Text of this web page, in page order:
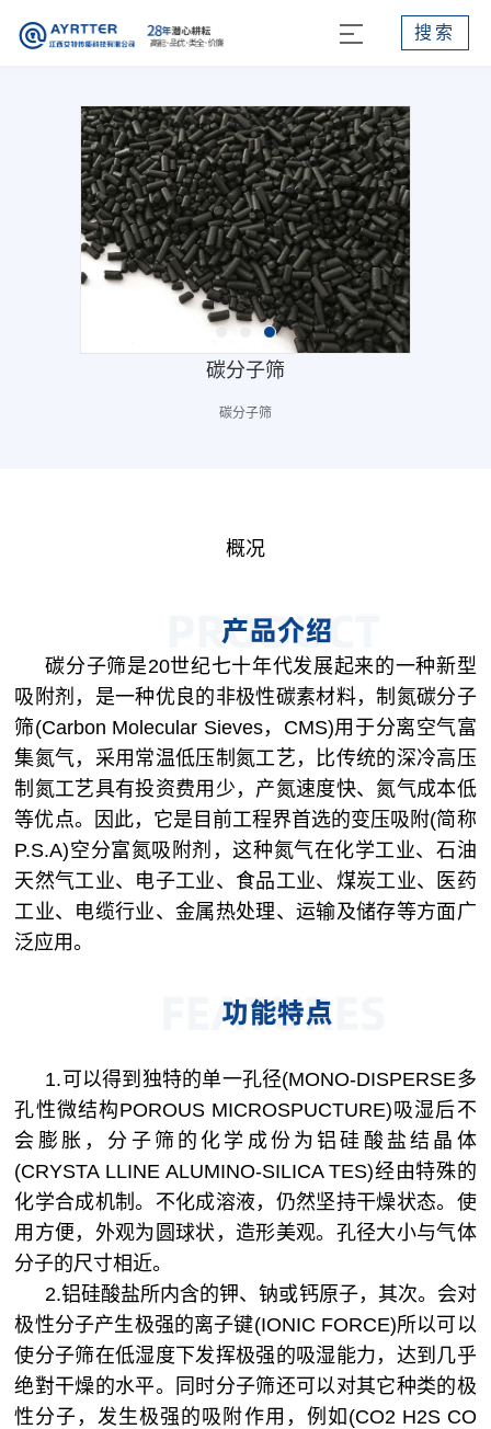
搜索
碳分子筛
碳分子筛
概况
碳分子筛是20世纪七十年代发展起来的一种新型
吸附剂，是一种优良的非极性碳素材料，制氮碳分子
筛(Carbon Molecular Sieves，CMS)用于分离空气富
集氮气，采用常温低压制氮工艺，比传统的深冷高压
制氮工艺具有投资费用少，产氮速度快、氮气成本低
等优点。因此，它是目前工程界首选的变压吸附(简称
P.S.A)空分富氮吸附剂，这种氮气在化学工业、石油
天然气工业、电子工业、食品工业、煤炭工业、医药
工业、电缆行业、金属热处理、运输及储存等方面广
泛应用。
1.可以得到独特的单一孔径(MONO-DISPERSE多
孔性微结构POROUS MICROSPUCTURE)吸湿后不
会膨胀，分子筛的化学成份为铝硅酸盐结晶体
(CRYSTA LLINE ALUMINO-SILICA TES)经由特殊的
化学合成机制。不化成溶液，仍然坚持干燥状态。使
用方便，外观为圆球状，造形美观。孔径大小与气体
分子的尺寸相近。
2.铝硅酸盐所内含的钾、钠或钙原子，其次。会对
极性分子产生极强的离子键(IONIC FORCE)所以可以
使分子筛在低湿度下发挥极强的吸湿能力，达到几乎
绝對干燥的水平。同时分子筛还可以对其它种类的极
性分子，发生极强的吸附作用，例如(CO2 H2S CO